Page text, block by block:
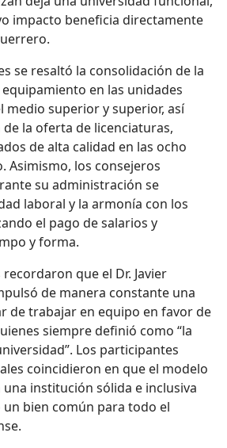
impacto beneficia directamente
se resaltó la consolidación de la
en las unidades
medio superior y superior, así
la oferta de licenciaturas,
de alta calidad en las ocho
Asimismo, los consejeros
su administración se
laboral y la armonía con los
el pago de salarios y
y forma.
que el Dr. Javier
de manera constante una
de trabajar en equipo en favor de
siempre definió como “la
Los participantes
coincidieron en que el modelo
institución sólida e inclusiva
bien común para todo el